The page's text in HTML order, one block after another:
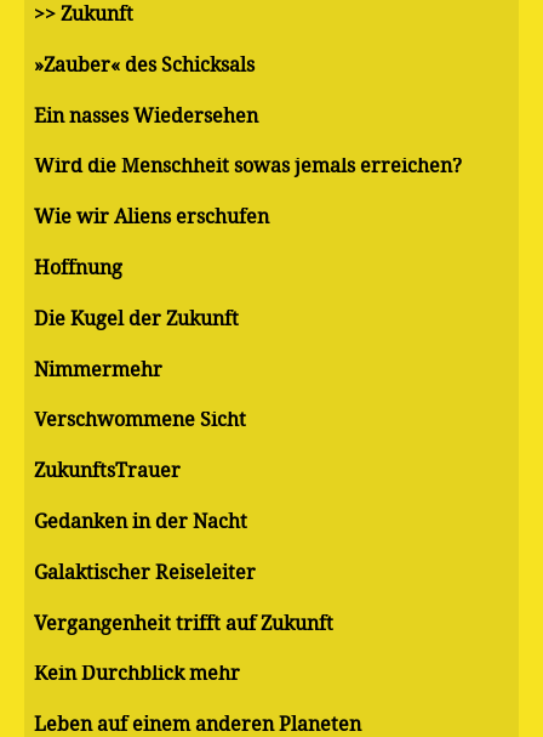
>> Zukunft
»Zauber« des Schicksals
Ein nasses Wiedersehen
Wird die Menschheit sowas jemals erreichen?
Wie wir Aliens erschufen
Hoffnung
Die Kugel der Zukunft
Nimmermehr
Verschwommene Sicht
ZukunftsTrauer
Gedanken in der Nacht
Galaktischer Reiseleiter
Vergangenheit trifft auf Zukunft
Kein Durchblick mehr
Leben auf einem anderen Planeten